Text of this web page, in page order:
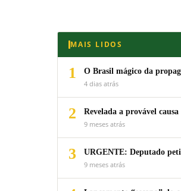
MAIS LIDOS
1
O Brasil mágico da
4 dias atrás
2
Revelada a provável
9 meses atrás
3
URGENTE: Deputado
9 meses atrás